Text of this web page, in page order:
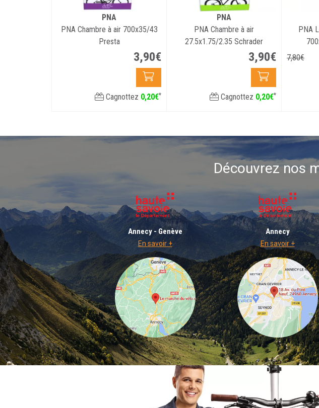
PNA
PNA Chambre à air 700x35/43
Presta
3,90€
Cagnottez 0,20€*
PNA
PNA Chambre à air
27.5x1.75/2.35 Schrader
3,90€
Cagnottez 0,20€*
PNA
7,80€
Découvrez nos
Annecy - Genève
En savoir +
Annecy
En savoir +